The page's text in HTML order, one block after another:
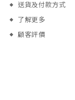
送貨及付款方式
了解更多
顧客評價